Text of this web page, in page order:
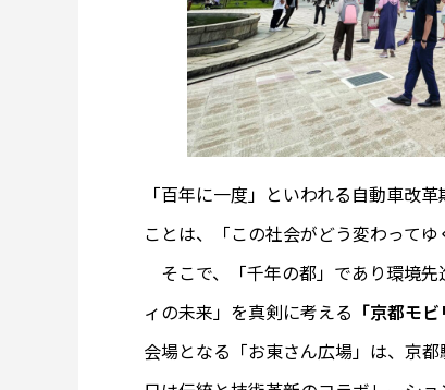
「百年に一度」といわれる自動車改
ことは、「この社会がどう変わって
そこで、「千年の都」であり環境
ィの未来」を真剣に考える 「京都モ
会場となる「お東さん広場」は、京